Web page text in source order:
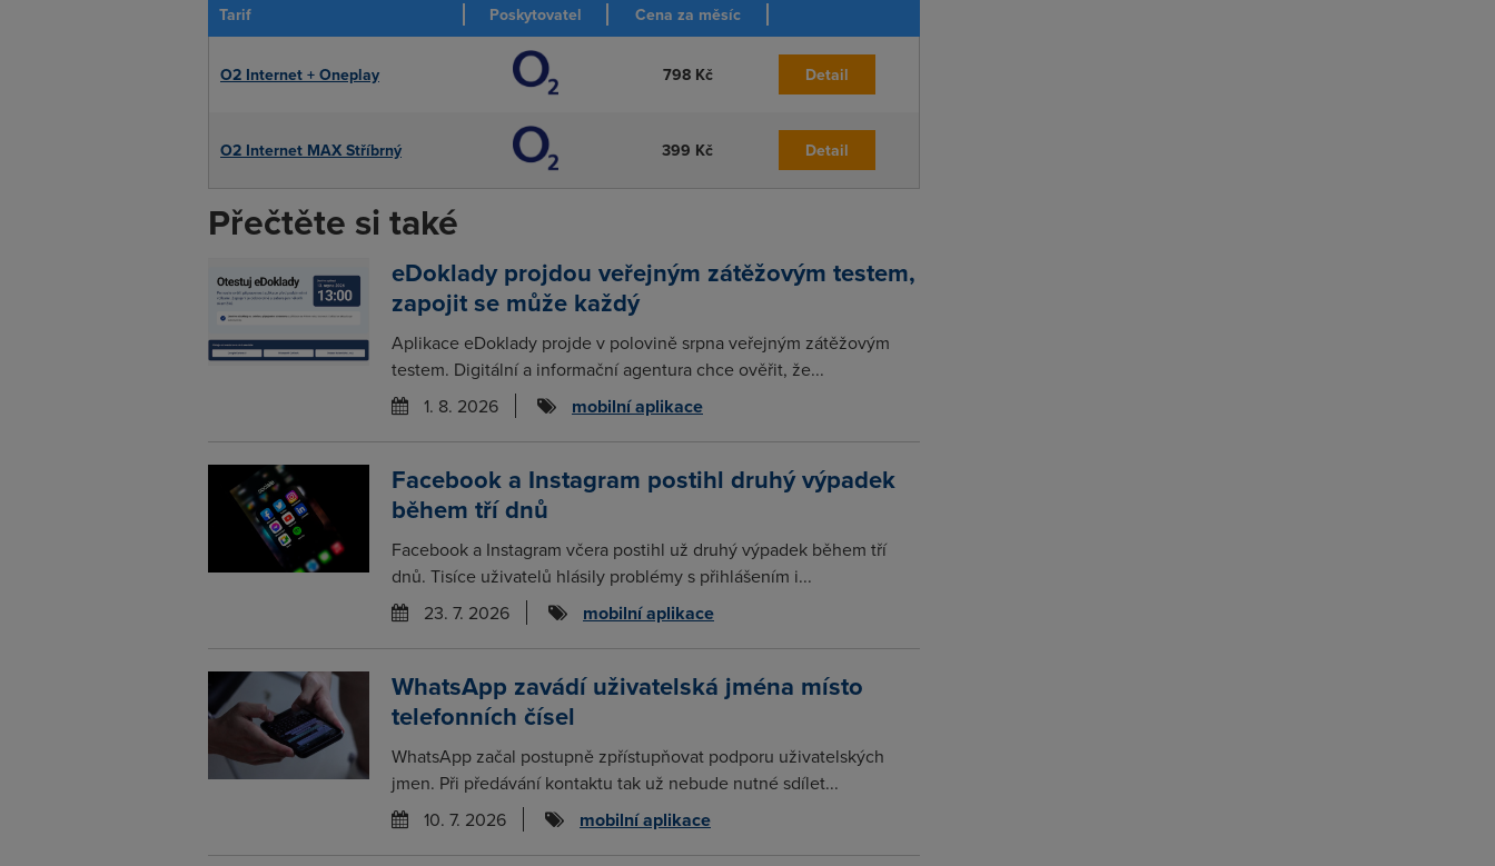
Tarif Poskytovatel Cena za měsíc
O2 Internet + Oneplay 798 Kč Detail
O2 Internet MAX Stříbrný 399 Kč Detail
Přečtěte si také
eDoklady projdou veřejným zátěžovým testem,
zapojit se může každý
Aplikace eDoklady projde v polovině srpna veřejným zátěžovým
testem. Digitální a informační agentura chce ověřit, že...
1. 8. 2026
mobilní aplikace
Facebook a Instagram postihl druhý výpadek
během tří dnů
Facebook a Instagram včera postihl už druhý výpadek během tří
dnů. Tisíce uživatelů hlásily problémy s přihlášením i...
23. 7. 2026
mobilní aplikace
WhatsApp zavádí uživatelská jména místo
telefonních čísel
WhatsApp začal postupně zpřístupňovat podporu uživatelských
jmen. Při předávání kontaktu tak už nebude nutné sdílet...
10. 7. 2026
mobilní aplikace